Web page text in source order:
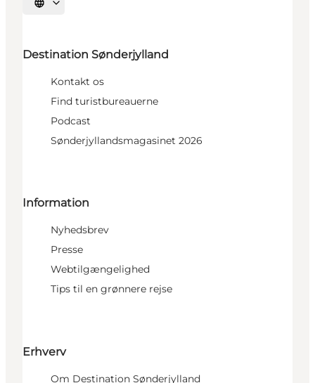
Vælg sprog
Destination Sønderjylland
Kontakt os
Find turistbureauerne
Podcast
Sønderjyllandsmagasinet 2026
Information
Nyhedsbrev
Presse
Webtilgængelighed
Tips til en grønnere rejse
Erhverv
Om Destination Sønderjylland